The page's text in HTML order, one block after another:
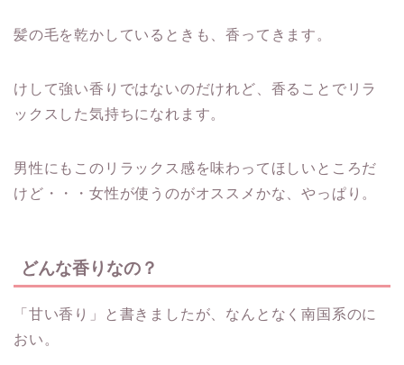
髪の毛を乾かしているときも、香ってきます。
けして強い香りではないのだけれど、香ることでリラ
ックスした気持ちになれます。
男性にもこのリラックス感を味わってほしいところだ
けど・・・女性が使うのがオススメかな、やっぱり。
どんな香りなの？
「甘い香り」と書きましたが、なんとなく南国系のに
おい。